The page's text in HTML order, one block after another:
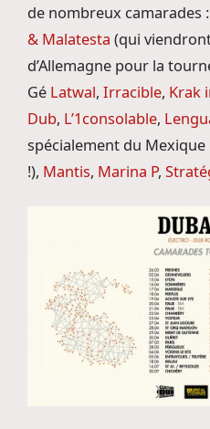
de nombreux camarades :
& Malatesta (qui
d’Allemagne pour la
Gé Latwal, Irracible, Krak
Dub, L’1consolable,
spécialement du
!), Mantis, Marina P,